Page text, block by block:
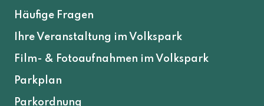
Häufige Fragen
Ihre Veranstaltung im Volkspark
Film- & Fotoaufnahmen im Volkspark
Parkplan
Parkordnung